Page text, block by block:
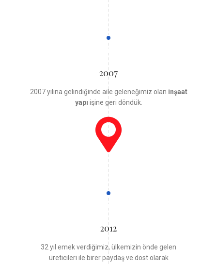
2007
2007 yılına gelindiğinde aile geleneğimiz olan inşaat
yapı işine geri döndük.
2012
32 yıl emek verdiğimiz, ülkemizin önde gelen
üreticileri ile birer paydaş ve dost olarak